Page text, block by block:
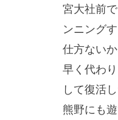
宮大社前
ンニング
仕方ないか
早く代わ
して復活
熊野にも